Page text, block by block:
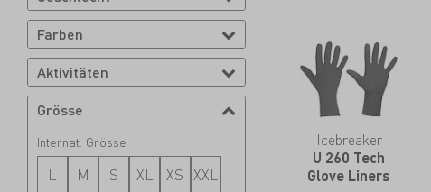
Farben
Aktivitäten
Grösse
Internat. Grösse
L M S XL XS XXL
Icebreaker
U 260 Tech
Glove Liners